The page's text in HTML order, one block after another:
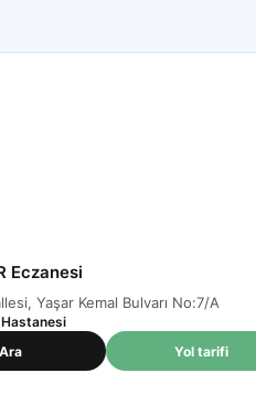
Eczanesi
Yaşar Kemal Bulvarı No:7/A
Ara
Yol tarifi